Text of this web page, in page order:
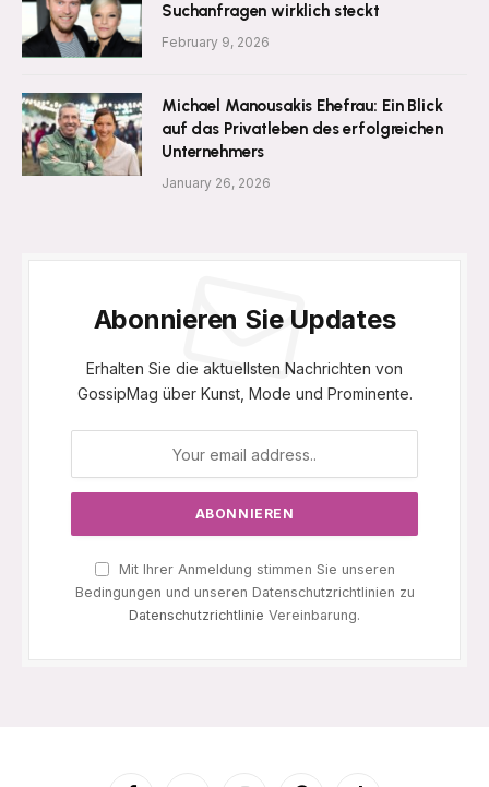
Suchanfragen wirklich steckt
February 9, 2026
Michael Manousakis Ehefrau: Ein Blick
auf das Privatleben des erfolgreichen
Unternehmers
January 26, 2026
Abonnieren Sie Updates
Erhalten Sie die aktuellsten Nachrichten von
GossipMag über Kunst, Mode und Prominente.
Mit Ihrer Anmeldung stimmen Sie unseren
Bedingungen und unseren Datenschutzrichtlinien zu
Datenschutzrichtlinie Vereinbarung.